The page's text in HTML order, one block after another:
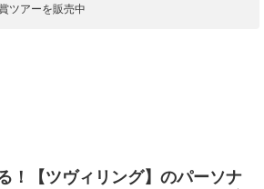
ツアーを販売中
！【ツヴィリング】のパーソナ